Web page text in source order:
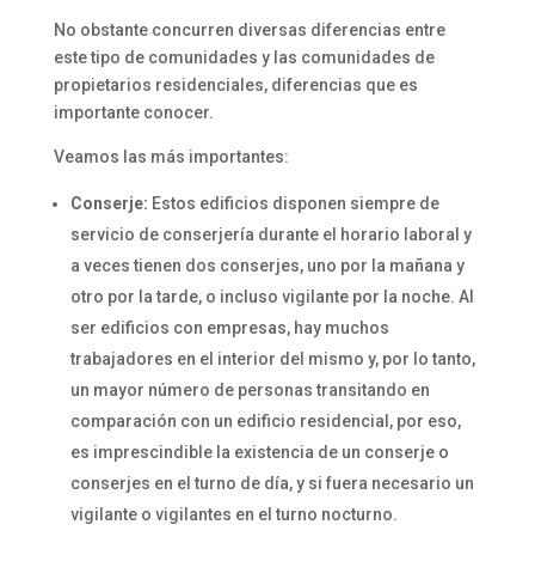
No obstante concurren diversas diferencias entre
este tipo de comunidades y las comunidades de
propietarios residenciales, diferencias que es
importante conocer.
Veamos las más importantes:
Conserje: Estos edificios disponen siempre de
servicio de conserjería durante el horario laboral y
a veces tienen dos conserjes, uno por la mañana y
otro por la tarde, o incluso vigilante por la noche. Al
ser edificios con empresas, hay muchos
trabajadores en el interior del mismo y, por lo tanto,
un mayor número de personas transitando en
comparación con un edificio residencial, por eso,
es imprescindible la existencia de un conserje o
conserjes en el turno de día, y si fuera necesario un
vigilante o vigilantes en el turno nocturno.